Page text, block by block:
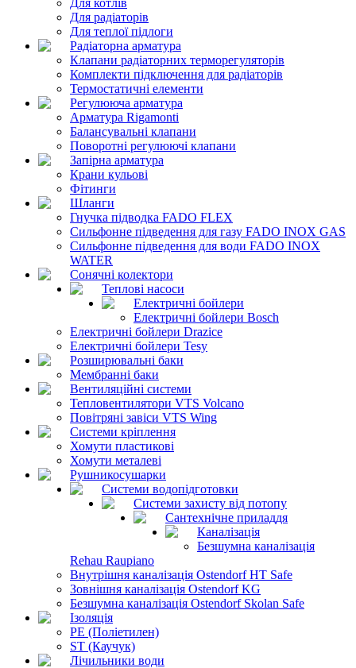
Для котлів
Для радіаторів
Для теплої підлоги
Радіаторна арматура
Клапани радіаторних терморегуляторів
Комплекти підключення для радіаторів
Термостатичні елементи
Регулююча арматура
Арматура Rigamonti
Балансувальні клапани
Поворотні регулюючі клапани
Запірна арматура
Крани кульові
Фітинги
Шланги
Гнучка підводка FADO FLEX
Сильфонне підведення для газу FADO INOX GAS
Сильфонне підведення для води FADO INOX
WATER
Сонячні колектори
Теплові насоси
Електричні бойлери
Електричні бойлери Bosch
Електричні бойлери Drazice
Електричні бойлери Tesy
Розширювальні баки
Мембранні баки
Вентиляційні системи
Тепловентилятори VTS Volcano
Повітряні завіси VTS Wing
Системи кріплення
Хомути пластикові
Хомути металеві
Рушникосушарки
Системи водопідготовки
Системи захисту від потопу
Сантехнічне приладдя
Каналізація
Безшумна каналізація
Rehau Raupiano
Внутрішня каналізація Ostendorf HT Safe
Зовнішня каналізація Ostendorf KG
Безшумна каналізація Ostendorf Skolan Safe
Ізоляція
PE (Поліетилен)
ST (Каучук)
Лічильники води